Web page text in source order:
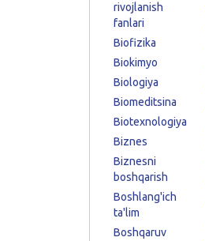
rivojlanish
fanlari
Biofizika
Biokimyo
Biologiya
Biomeditsina
Biotexnologiya
Biznes
Biznesni
boshqarish
Boshlang'ich
ta'lim
Boshqaruv